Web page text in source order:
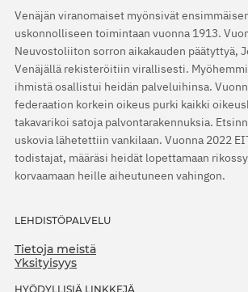
Venäjän viranomaiset myönsivät
uskonnolliseen toimintaan vuonna 1913.
Neuvostoliiton sorron aikakauden päätyttyä,
Venäjällä rekisteröitiin virallisesti.
ihmistä osallistui heidän palveluihinsa.
federaation korkein oikeus purki kaikki
takavarikoi satoja palvontarakennuksia.
uskovia lähetettiin vankilaan. Vuonna 2022
todistajat, määräsi heidät lopettamaan
korvaamaan heille aiheutuneen vahingon.
LEHDISTÖPALVELU
Tietoja meistä
Yksityisyys
HYÖDYLLISIÄ LINKKEJÄ